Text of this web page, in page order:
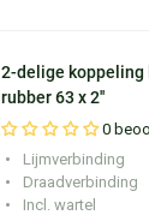
2-delige koppeling
rubber 63 x 2''
0
Lijmverbinding
Draadverbinding
Incl. wartel